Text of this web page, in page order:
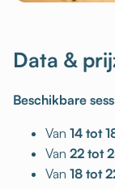
Data &
Beschikbare
Van 14 tot
Van 22 tot
Van 18 tot